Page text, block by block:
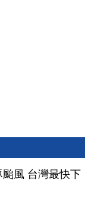
颱風 台灣最快下